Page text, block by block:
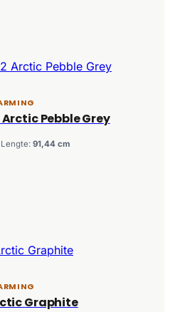
Pebble Grey
Lengte: 91,44 cm
Graphite